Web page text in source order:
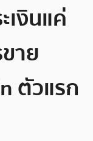
เงินแค่
าย
ตัวแรก